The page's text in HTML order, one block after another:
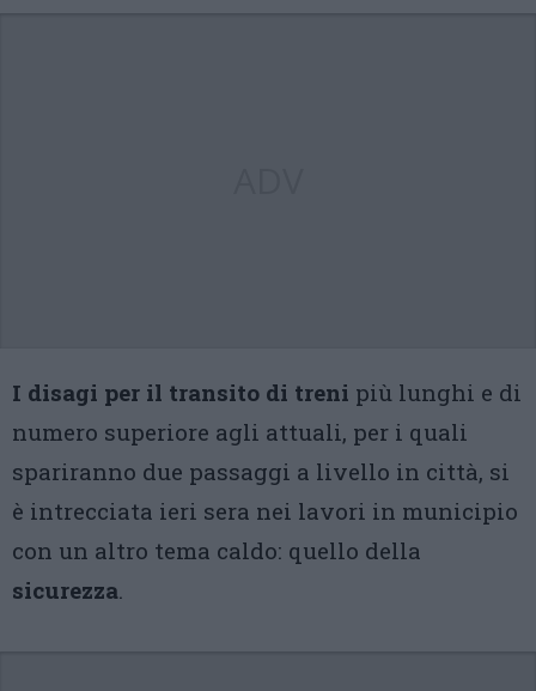
I disagi per il transito di treni più lunghi e di
numero superiore agli attuali, per i quali
spariranno due passaggi a livello in città, si
è intrecciata ieri sera nei lavori in municipio
con un altro tema caldo: quello della
sicurezza.